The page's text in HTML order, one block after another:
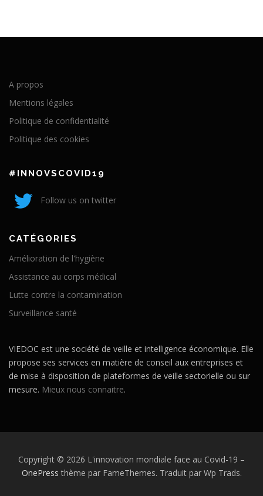
A propos
Mentions légales
Politique de confidentialité
Politique des cookies
#INNOVSCOVID19
Follow us on twitter
CATÉGORIES
Amélioration de l'hygiène
Assistance au corps médical
Lutte contre la contamination
Surveillance santé
VIEDOC est une société de veille et intelligence économique. Elle
propose ses services en matière de conseil aux entreprises et
de mise à disposition de plateformes de veille sectorielle ou sur
mesure. Mieux nous connaitre.
Copyright © 2026 L'innovation mondiale face au Covid-19 –
OnePress thème par FameThemes. Traduit par Wp Trads.